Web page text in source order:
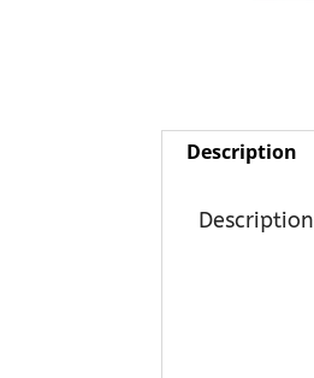
Description
Description